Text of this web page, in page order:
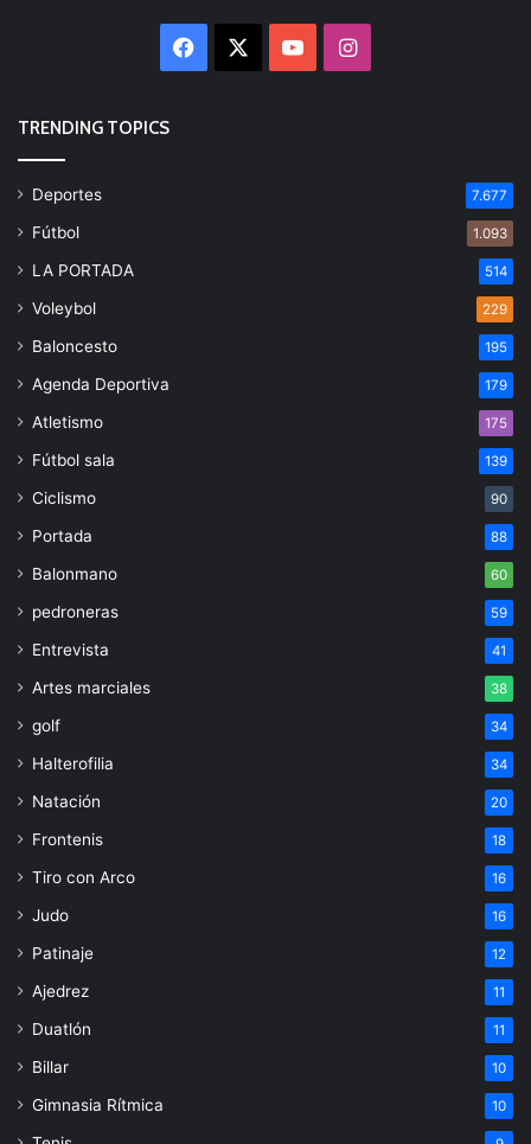
Facebook YouTubeInstagram
TRENDING TOPICS
Deportes 7.677
Fútbol 1.093
LA PORTADA 514
Voleybol 229
Baloncesto 195
Agenda Deportiva 179
Atletismo 175
Fútbol sala 139
Ciclismo 90
Portada 88
Balonmano 60
pedroneras 59
Entrevista 41
Artes marciales 38
golf 34
Halterofilia 34
Natación 20
Frontenis 18
Tiro con Arco 16
Judo 16
Patinaje 12
Ajedrez 11
Duatlón 11
Billar 10
Gimnasia Rítmica 10